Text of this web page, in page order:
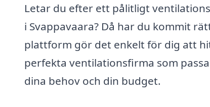
Letar du efter ett pålitligt
i Svappavaara? Då har du kommit
plattform gör det enkelt för dig att
perfekta ventilationsfirma som
dina behov och din budget.